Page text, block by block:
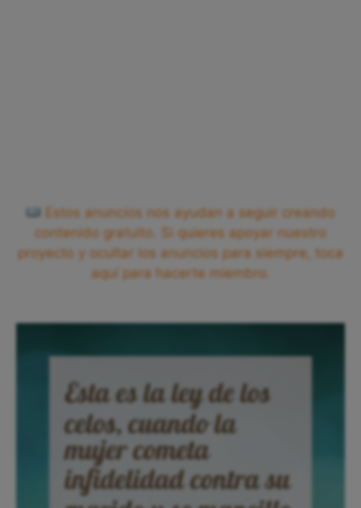
Estos anuncios nos ayudan a seguir creando
contenido gratuito. Si quieres apoyar nuestro
proyecto y ocultar los anuncios para siempre, toca
aquí para hacerte miembro.